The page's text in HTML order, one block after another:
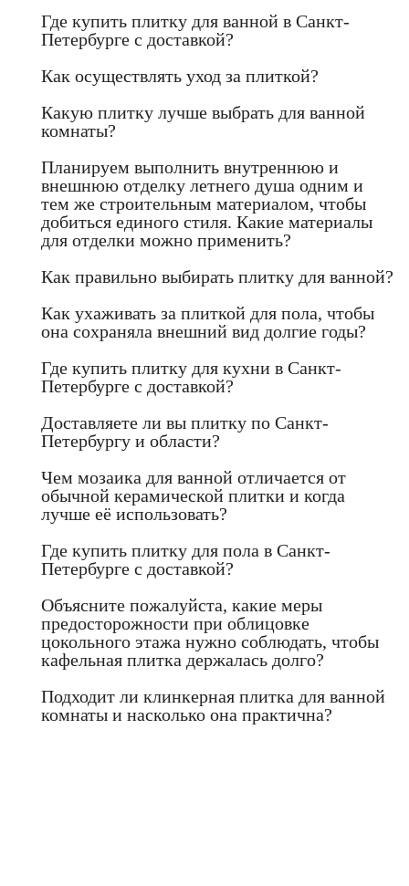
Где купить плитку для ванной в Санкт-
Петербурге с доставкой?
Как осуществлять уход за плиткой?
Какую плитку лучше выбрать для ванной
комнаты?
Планируем выполнить внутреннюю и
внешнюю отделку летнего душа одним и
тем же строительным материалом, чтобы
добиться единого стиля. Какие материалы
для отделки можно применить?
Как правильно выбирать плитку для ванной?
Как ухаживать за плиткой для пола, чтобы
она сохраняла внешний вид долгие годы?
Где купить плитку для кухни в Санкт-
Петербурге с доставкой?
Доставляете ли вы плитку по Санкт-
Петербургу и области?
Чем мозаика для ванной отличается от
обычной керамической плитки и когда
лучше её использовать?
Где купить плитку для пола в Санкт-
Петербурге с доставкой?
Объясните пожалуйста, какие меры
предосторожности при облицовке
цокольного этажа нужно соблюдать, чтобы
кафельная плитка держалась долго?
Подходит ли клинкерная плитка для ванной
комнаты и насколько она практична?